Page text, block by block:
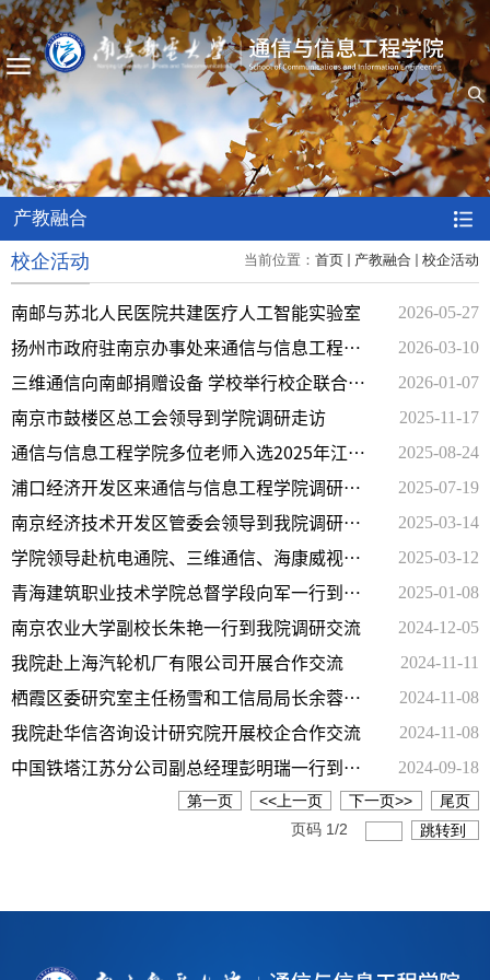
产教融合
当前位置： 首页 产教融合 校企活动
校企活动
南邮与苏北人民医院共建医疗人工智能实验室 2026-05-27
扬州市政府驻南京办事处来通信与信息工程学
院调研
2026-03-10
三维通信向南邮捐赠设备 学校举行校企联合平
台揭牌仪式
2026-01-07
南京市鼓楼区总工会领导到学院调研走访 2025-11-17
通信与信息工程学院多位老师入选2025年江苏
省科技副总选派对象
2025-08-24
浦口经济开发区来通信与信息工程学院调研交
流
2025-07-19
南京经济技术开发区管委会领导到我院调研交
流
2025-03-14
学院领导赴杭电通院、三维通信、海康威视调
研交流
2025-03-12
青海建筑职业技术学院总督学段向军一行到我
院调研交流
2025-01-08
南京农业大学副校长朱艳一行到我院调研交流 2024-12-05
我院赴上海汽轮机厂有限公司开展合作交流 2024-11-11
栖霞区委研究室主任杨雪和工信局局长余蓉一
行到我院调研交流
2024-11-08
我院赴华信咨询设计研究院开展校企合作交流 2024-11-08
中国铁塔江苏分公司副总经理彭明瑞一行到我
2024-09-18
第一页 <<上一页 下一页>>
尾页
页码 1/2 跳转到